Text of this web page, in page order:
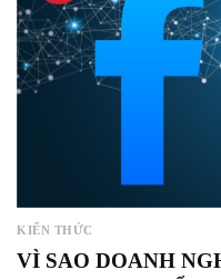
KIẾN THỨC
VÌ SAO DOANH